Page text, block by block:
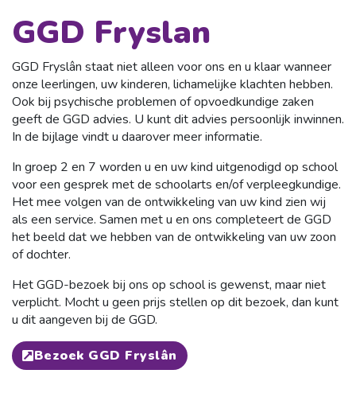
GGD Fryslan
GGD Fryslân staat niet alleen voor ons en u klaar wanneer
onze leerlingen, uw kinderen, lichamelijke klachten hebben.
Ook bij psychische problemen of opvoedkundige zaken
geeft de GGD advies. U kunt dit advies persoonlijk inwinnen.
In de bijlage vindt u daarover meer informatie.
In groep 2 en 7 worden u en uw kind uitgenodigd op school
voor een gesprek met de schoolarts en/of verpleegkundige.
Het mee volgen van de ontwikkeling van uw kind zien wij
als een service. Samen met u en ons completeert de GGD
het beeld dat we hebben van de ontwikkeling van uw zoon
of dochter.
Het GGD-bezoek bij ons op school is gewenst, maar niet
verplicht. Mocht u geen prijs stellen op dit bezoek, dan kunt
u dit aangeven bij de GGD.
Bezoek GGD Fryslân